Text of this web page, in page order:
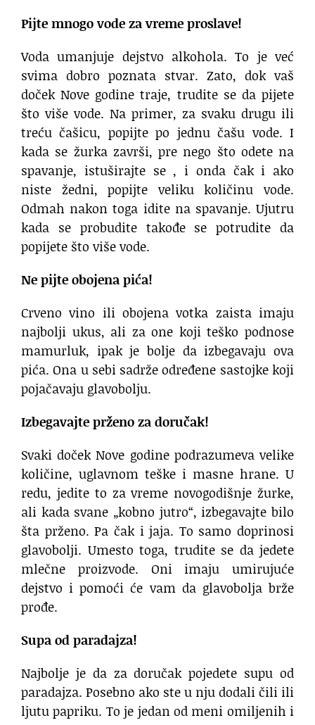
Pijte mnogo vode za vreme proslave!
Voda umanjuje dejstvo alkohola. To je već
svima dobro poznata stvar. Zato, dok vaš
doček Nove godine traje, trudite se da pijete
što više vode. Na primer, za svaku drugu ili
treću čašicu, popijte po jednu čašu vode. I
kada se žurka završi, pre nego što odete na
spavanje, istuširajte se , i onda čak i ako
niste žedni, popijte veliku količinu vode.
Odmah nakon toga idite na spavanje. Ujutru
kada se probudite takođe se potrudite da
popijete što više vode.
Ne pijte obojena pića!
Crveno vino ili obojena votka zaista imaju
najbolji ukus, ali za one koji teško podnose
mamurluk, ipak je bolje da izbegavaju ova
pića. Ona u sebi sadrže određene sastojke koji
pojačavaju glavobolju.
Izbegavajte prženo za doručak!
Svaki doček Nove godine podrazumeva velike
količine, uglavnom teške i masne hrane. U
redu, jedite to za vreme novogodišnje žurke,
ali kada svane „kobno jutro“, izbegavajte bilo
šta prženo. Pa čak i jaja. To samo doprinosi
glavobolji. Umesto toga, trudite se da jedete
mlečne proizvode. Oni imaju umirujuće
dejstvo i pomoći će vam da glavobolja brže
prođe.
Supa od paradajza!
Najbolje je da za doručak pojedete supu od
paradajza. Posebno ako ste u nju dodali čili ili
ljutu papriku. To je jedan od meni omiljenih i